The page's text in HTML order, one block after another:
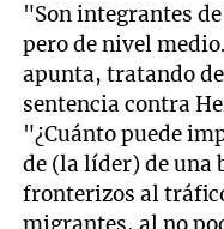
"Son integrantes
pero de nivel
apunta, tratando
sentencia contra
"¿Cuánto puede
de (la líder) de una
fronterizos al